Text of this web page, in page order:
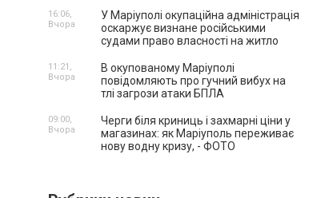
У Маріуполі окупаційна адміністрація
оскаржує визнане російськими
судами право власності на житло
16:06,
Вчора
В окупованому Маріуполі
повідомляють про гучний вибух на
тлі загрози атаки БПЛА
11:21,
Вчора
Черги біля криниць і захмарні ціни у
магазинах: як Маріуполь переживає
нову водну кризу, - ФОТО
09:00,
Вчора